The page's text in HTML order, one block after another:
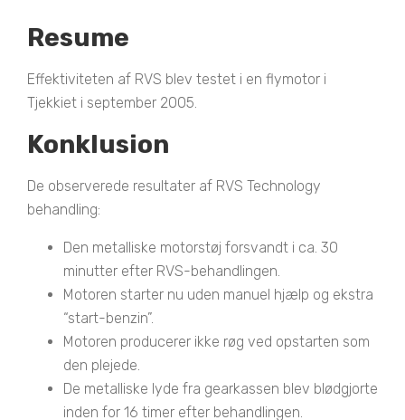
Resume
Effektiviteten af RVS blev testet i en flymotor i
Tjekkiet i september 2005.
Konklusion
De observerede resultater af RVS Technology
behandling:
Den metalliske motorstøj forsvandt i ca. 30
minutter efter RVS-behandlingen.
Motoren starter nu uden manuel hjælp og ekstra
“start-benzin”.
Motoren producerer ikke røg ved opstarten som
den plejede.
De metalliske lyde fra gearkassen blev blødgjorte
inden for 16 timer efter behandlingen.